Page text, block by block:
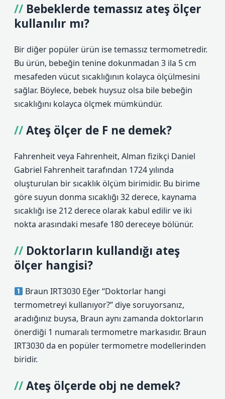
Bebeklerde temassız ateş ölçer
kullanılır mı?
Bir diğer popüler ürün ise temassız termometredir.
Bu ürün, bebeğin tenine dokunmadan 3 ila 5 cm
mesafeden vücut sıcaklığının kolayca ölçülmesini
sağlar. Böylece, bebek huysuz olsa bile bebeğin
sıcaklığını kolayca ölçmek mümkündür.
Ateş ölçer de F ne demek?
Fahrenheit veya Fahrenheit, Alman fizikçi Daniel
Gabriel Fahrenheit tarafından 1724 yılında
oluşturulan bir sıcaklık ölçüm birimidir. Bu birime
göre suyun donma sıcaklığı 32 derece, kaynama
sıcaklığı ise 212 derece olarak kabul edilir ve iki
nokta arasındaki mesafe 180 dereceye bölünür.
Doktorların kullandığı ateş
ölçer hangisi?
Braun IRT3030 Eğer “Doktorlar hangi
termometreyi kullanıyor?” diye soruyorsanız,
aradığınız buysa, Braun aynı zamanda doktorların
önerdiği 1 numaralı termometre markasıdır. Braun
IRT3030 da en popüler termometre modellerinden
biridir.
Ateş ölçerde obj ne demek?